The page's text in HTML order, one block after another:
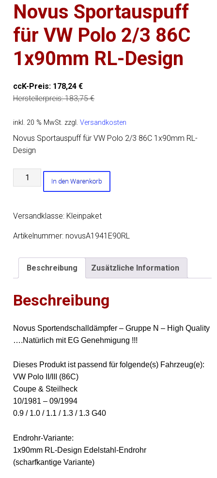
Novus Sportauspuff
für VW Polo 2/3 86C
1x90mm RL-Design
ccK-Preis: 178,24€
Herstellerpreis:183,75€
inkl. 20 % MwSt. zzgl.Versandkosten
Novus Sportauspuff für VW Polo 2/3 86C 1x90mm RL-
Design
Novus
Sportauspuff
VW
2/3
1x90mm
Menge
In den Warenkorb
Versandklasse: Kleinpaket
Artikelnummer: novusA1941E90RL
Beschreibung Zusätzliche Information
Beschreibung
Novus Sportendschalldämpfer – Gruppe N – High Quality
….Natürlich mit EG Genehmigung !!!
Dieses Produkt ist passend für folgende(s) Fahrzeug(e):
VW Polo II/III (86C)
Coupe & Steilheck
10/1981 – 09/1994
0.9 / 1.0 / 1.1 / 1.3 / 1.3 G40
Endrohr-Variante:
1x90mm RL-Design Edelstahl-Endrohr
(scharfkantige Variante)